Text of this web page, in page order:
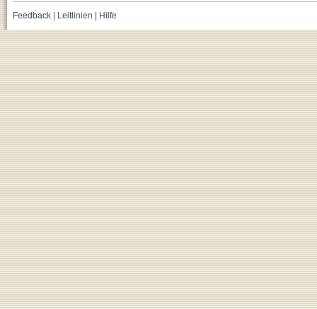
Feedback| Leitlinien | Hilfe